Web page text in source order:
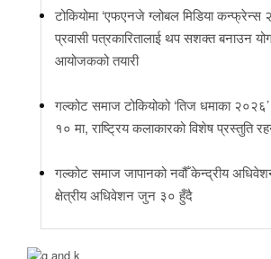
टोकियोमा ‘एफएनजे ग्लोबल मिडिया कन्फ्रेन्स
प्रवासी पत्रकारितालाई थप सशक्त बनाउन
आयोजकको तयारी
गल्कोट समाज टोकियोको ‘तिज धमाका
१० मा, राष्ट्रिय कलाकारको विशेष प्रस्तुति
गल्कोट समाज जापानको नवौँ केन्द्रीय
क्षेत्रीय अधिवेशन जुन ३० हुँदै